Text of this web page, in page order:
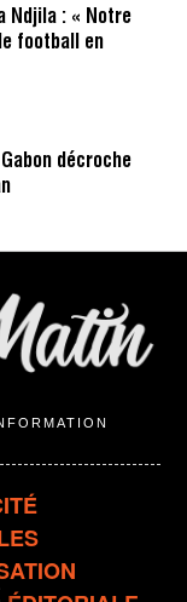
Ndjila : « Notre
football en
décroche